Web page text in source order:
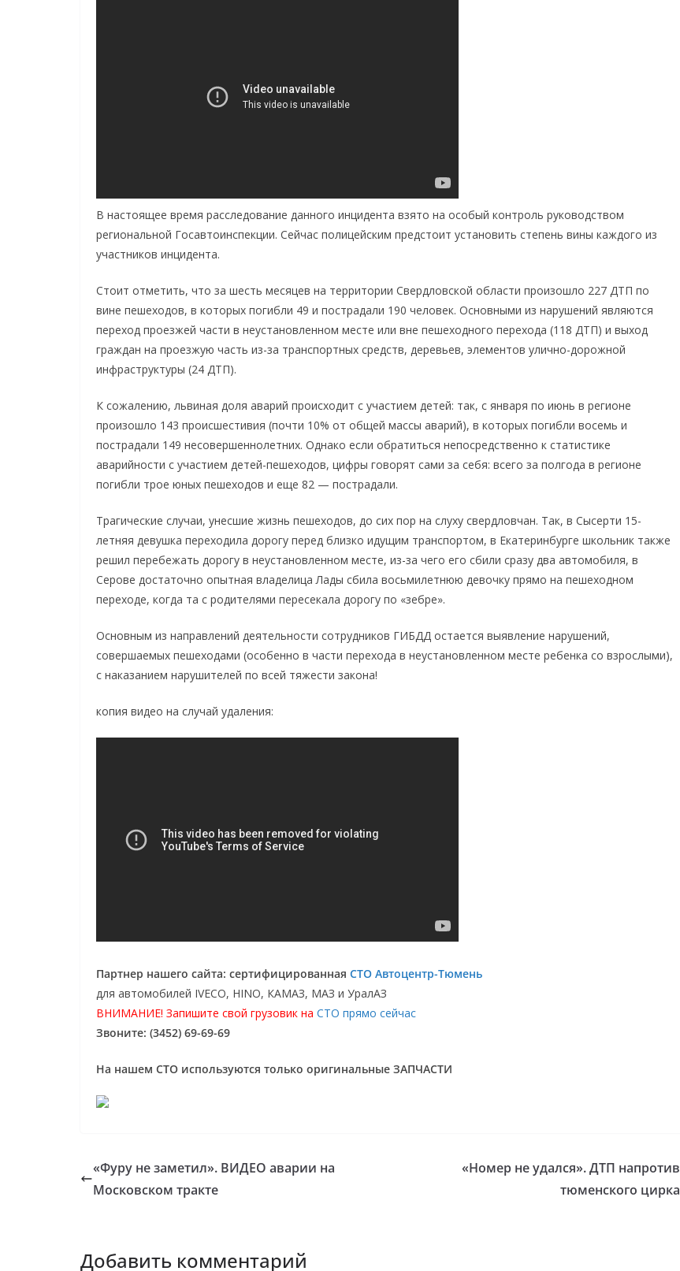
В настоящее время расследование данного инцидента взято на особый контроль руководством
региональной Госавтоинспекции. Сейчас полицейским предстоит установить степень вины каждого из
участников инцидента.
Стоит отметить, что за шесть месяцев на территории Свердловской области произошло 227 ДТП по
вине пешеходов, в которых погибли 49 и пострадали 190 человек. Основными из нарушений являются
переход проезжей части в неустановленном месте или вне пешеходного перехода (118 ДТП) и выход
граждан на проезжую часть из-за транспортных средств, деревьев, элементов улично-дорожной
инфраструктуры (24 ДТП).
К сожалению, львиная доля аварий происходит с участием детей: так, с января по июнь в регионе
произошло 143 происшестивия (почти 10% от общей массы аварий), в которых погибли восемь и
пострадали 149 несовершеннолетних. Однако если обратиться непосредственно к статистике
аварийности с участием детей-пешеходов, цифры говорят сами за себя: всего за полгода в регионе
погибли трое юных пешеходов и еще 82 — пострадали.
Трагические случаи, унесшие жизнь пешеходов, до сих пор на слуху свердловчан. Так, в Сысерти 15-
летняя девушка переходила дорогу перед близко идущим транспортом, в Екатеринбурге школьник также
решил перебежать дорогу в неустановленном месте, из-за чего его сбили сразу два автомобиля, в
Серове достаточно опытная владелица Лады сбила восьмилетнюю девочку прямо на пешеходном
переходе, когда та с родителями пересекала дорогу по «зебре».
Основным из направлений деятельности сотрудников ГИБДД остается выявление нарушений,
совершаемых пешеходами (особенно в части перехода в неустановленном месте ребенка со взрослыми),
с наказанием нарушителей по всей тяжести закона!
копия видео на случай удаления:
Партнер нашего сайта: сертифицированная СТО Автоцентр-Тюмень
для автомобилей IVECO, HINO, КАМАЗ, МАЗ и УралАЗ
ВНИМАНИЕ! Запишите свой грузовик на СТО прямо сейчас
Звоните: (3452) 69-69-69
На нашем СТО используются только оригинальные ЗАПЧАСТИ
«Фуру не заметил». ВИДЕО аварии на
Московском тракте
«Номер не удался». ДТП напротив
тюменского цирка
Добавить комментарий